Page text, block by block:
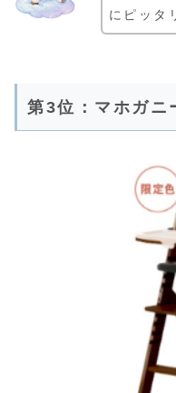
にピッタ
第3位：マホガニ